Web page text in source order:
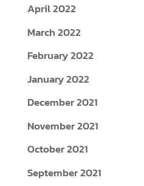
April 2022
March 2022
February 2022
January 2022
December 2021
November 2021
October 2021
September 2021